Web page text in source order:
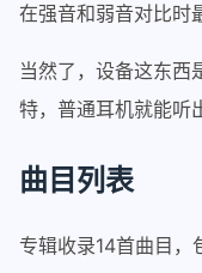
在强音和弱音对比时
当然了，设备这东西
特，普通耳机就能听
曲目列表
专辑收录14首曲目，